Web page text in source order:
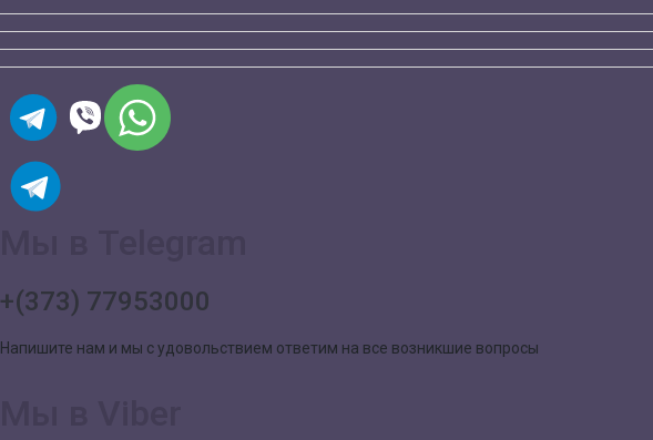
+(373) 77953000
Напишите нам и мы с удовольствием ответим на все возникшие вопросы